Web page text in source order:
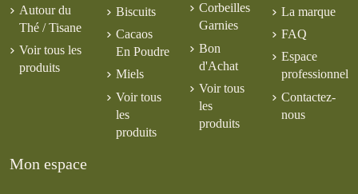
Autour du
Thé / Tisane
Voir tous les
produits
Biscuits
Cacaos
En Poudre
Miels
Voir tous
les
produits
Corbeilles
Garnies
Bon
d'Achat
Voir tous
les
produits
La marque
FAQ
Espace
professionnel
Contactez-
nous
Mon espace